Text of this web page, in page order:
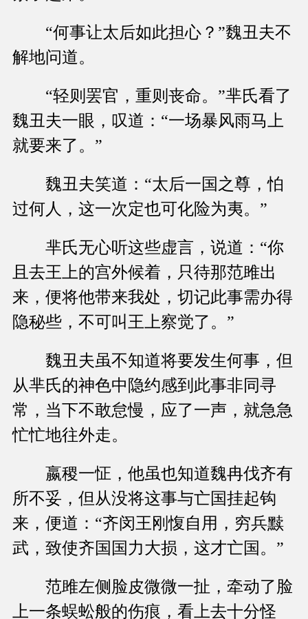
“何事让太后如此担心？”魏丑夫不
解地问道。
“轻则罢官，重则丧命。”芈氏看了
魏丑夫一眼，叹道：“一场暴风雨马上
就要来了。”
魏丑夫笑道：“太后一国之尊，怕
过何人，这一次定也可化险为夷。”
芈氏无心听这些虚言，说道：“你
且去王上的宫外候着，只待那范雎出
来，便将他带来我处，切记此事需办得
隐秘些，不可叫王上察觉了。”
魏丑夫虽不知道将要发生何事，但
从芈氏的神色中隐约感到此事非同寻
常，当下不敢怠慢，应了一声，就急急
忙忙地往外走。
嬴稷一怔，他虽也知道魏冉伐齐有
所不妥，但从没将这事与亡国挂起钩
来，便道：“齐闵王刚愎自用，穷兵黩
武，致使齐国国力大损，这才亡国。”
范雎左侧脸皮微微一扯，牵动了脸
上一条蜈蚣般的伤痕，看上去十分怪